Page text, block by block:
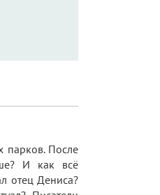
парков. После
И как всё
отец Дениса?